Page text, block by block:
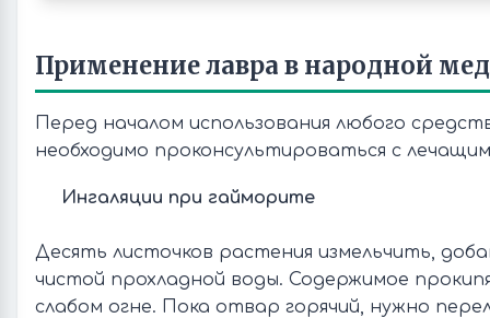
Применение лавра в народной
Перед началом использования любого
необходимо проконсультироваться с
Ингаляции при гайморите
Десять листочков растения измельчить,
чистой прохладной воды. Содержимое
слабом огне. Пока отвар горячий, нужно